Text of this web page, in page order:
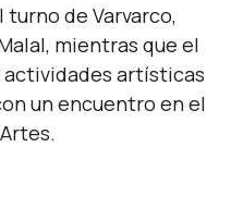
de Varvarco,
mientras que el
actividades artísticas
un encuentro en el